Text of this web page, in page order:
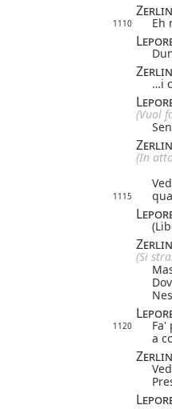
1110 Eh
…i
(Vuol
(In
1115
(Si
1120
a